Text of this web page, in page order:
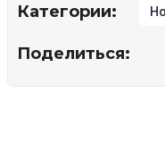
Категории:
Поделиться: